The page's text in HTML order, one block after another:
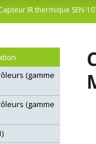
IR thermique SEN-
(gamme
(gamme